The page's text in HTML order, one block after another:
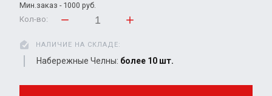
Мин.заказ - 1000 руб.
Кол-во:
НАЛИЧИЕ НА СКЛАДЕ:
Набережные Челны: более 10 шт.